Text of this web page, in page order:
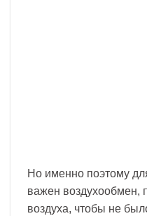
Но именно поэтому
важен воздухообмен,
воздуха, чтобы не